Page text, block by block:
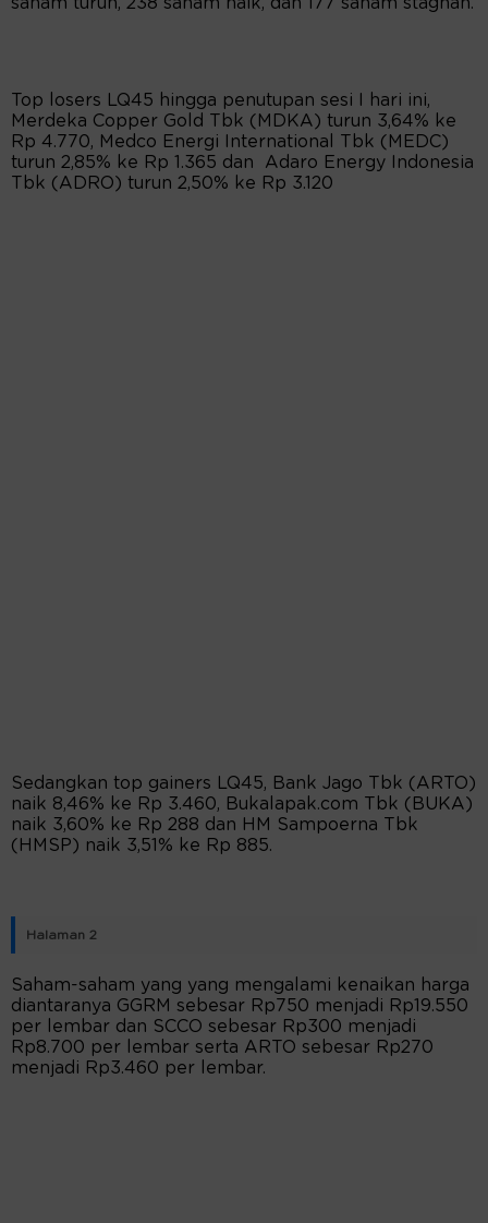
Top losers LQ45 hingga penutupan sesi I hari ini,
Merdeka Copper Gold Tbk (MDKA) turun 3,64% ke
Rp 4.770, Medco Energi International Tbk (MEDC)
turun 2,85% ke Rp 1.365 dan Adaro Energy Indonesia
Tbk (ADRO) turun 2,50% ke Rp 3.120
Sedangkan top gainers LQ45, Bank Jago Tbk (ARTO)
naik 8,46% ke Rp 3.460, Bukalapak.com Tbk (BUKA)
naik 3,60% ke Rp 288 dan HM Sampoerna Tbk
(HMSP) naik 3,51% ke Rp 885.
Halaman 2
Saham-saham yang yang mengalami kenaikan harga
diantaranya GGRM sebesar Rp750 menjadi Rp19.550
per lembar dan SCCO sebesar Rp300 menjadi
Rp8.700 per lembar serta ARTO sebesar Rp270
menjadi Rp3.460 per lembar.